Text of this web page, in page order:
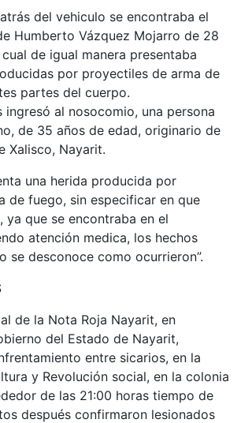
del vehiculo se encontraba el
Humberto Vázquez Mojarro de 28
de igual manera presentaba
por proyectiles de arma de
partes del cuerpo.
ingresó al nosocomio, una persona
de 35 años de edad, originario de
Xalisco, Nayarit.
una herida producida por
de fuego, sin especificar en que
ya que se encontraba en el
atención medica, los hechos
se desconoce como ocurrieron”.
de la Nota Roja Nayarit, en
del Estado de Nayarit,
entre sicarios, en la
y Revolución social, en la colonia
de las 21:00 horas tiempo de
después confirmaron lesionados